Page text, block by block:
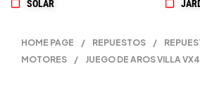
SOLAR
HOME PAGE / REPUESTOS /
MOTORES
/ JUEGO DE AROS VILLA